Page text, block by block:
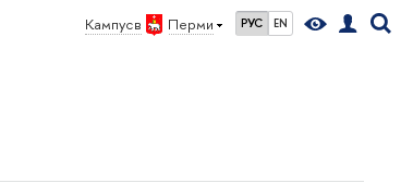
Кампус в Перми РУС EN